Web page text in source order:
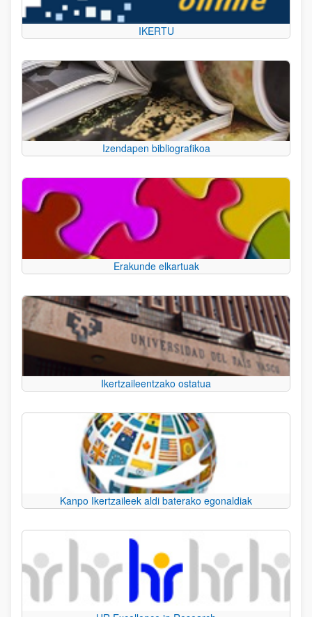
IKERTU
Izendapen bibliografikoa
Erakunde elkartuak
Ikertzaileentzako ostatua
Kanpo Ikertzaileek aldi baterako egonaldiak